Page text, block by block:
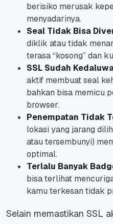
berisiko merusak
menyadarinya.
Seal Tidak Bisa
diklik atau tidak
terasa “kosong” dan
SSL Sudah
aktif membuat seal
bahkan bisa memicu
browser.
Penempatan Tidak
lokasi yang jarang
atau tersembunyi)
optimal.
Terlalu Banyak
bisa terlihat
kamu terkesan tidak
Selain memastikan SSL